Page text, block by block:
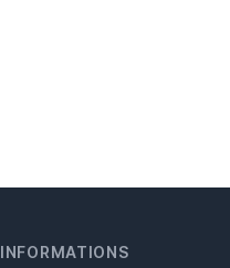
INFORMATIONS